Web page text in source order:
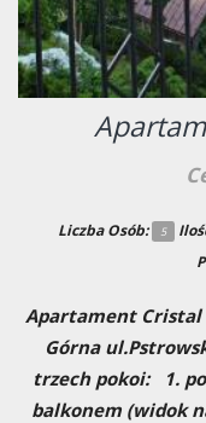
Liczba Osób: 5
Apartament Cristal
Górna
trzech pokoi: 1.
balkonem (widok